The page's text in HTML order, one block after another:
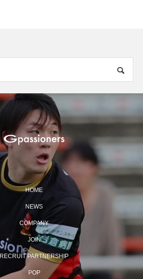
HOME
NEWS
COMPANY
JOIN
RECRUIT PARTNERSHIP
POP